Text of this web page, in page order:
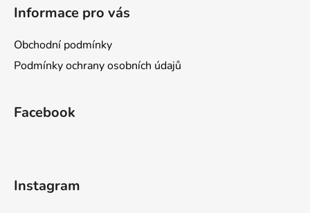
Informace pro vás
Obchodní podmínky
Podmínky ochrany osobních údajů
Facebook
Instagram